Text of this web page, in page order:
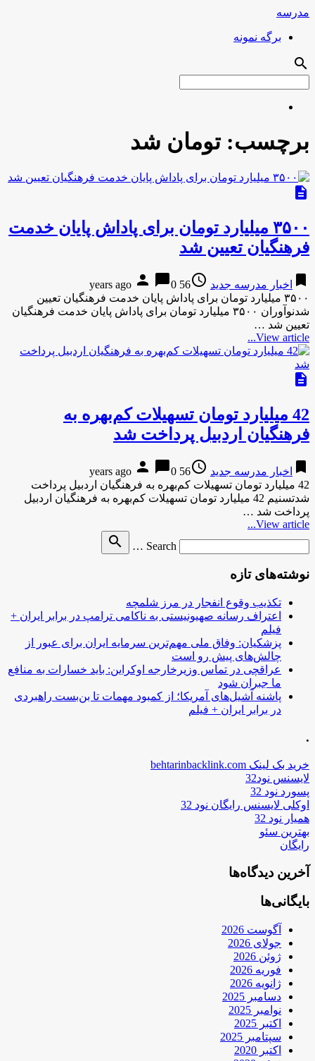
مدرسه
برگه نمونه
search
برچسب:تومان شد
description
۳۵۰۰ میلیارد تومان برای پاداش پایان خدمت
فرهنگیان تعیین شد
bookmark اخبار مدرسه جدید access_time
56 years ago
person chat_bubble0
۳۵۰۰ میلیارد تومان برای پاداش پایان خدمت فرهنگیان تعیین
شدنوآوران ۳۵۰۰ میلیارد تومان برای پاداش پایان خدمت فرهنگیان
تعیین شد …
View article...
description
42 میلیارد تومان تسهیلات کم‌بهره به
فرهنگیان اردبیل پرداخت شد
bookmark اخبار مدرسه جدید access_time
56 years ago
person chat_bubble0
42 میلیارد تومان تسهیلات کم‌بهره به فرهنگیان اردبیل پرداخت
شدتسنیم 42 میلیارد تومان تسهیلات کم‌بهره به فرهنگیان اردبیل
پرداخت شد …
View article...
Search …
search
نوشته‌های تازه
تکذیب وقوع انفجار در مرز شلمچه
اعتراف رسانه صهیونیستی به ناکامی ترامپ در برابر ایران +
فیلم
پزشکیان: وفاق ملی مهم‌ترین سرمایه ایران برای عبور از
چالش‌های پیش رو است
عراقچی در تماس وزیرخارجه اوکراین: باید خسارات به منافع
ما جبران شود
پاشنه آشیل‌های آمریکا؛ از کمبود مهمات تا بن‌بست راهبردی
در برابر ایران + فیلم
.
خرید بک لینک behtarinbacklink.com
لایسنس نود32
پسورد نود 32
اوکلی لایسنس رایگان نود 32
همیار نود 32
بهترین سئو
رایگان
آخرین دیدگاه‌ها
بایگانی‌ها
آگوست 2026
جولای 2026
ژوئن 2026
فوریه 2026
ژانویه 2026
دسامبر 2025
نوامبر 2025
اکتبر 2025
سپتامبر 2025
اکتبر 2020